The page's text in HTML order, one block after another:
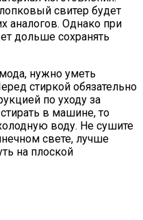
свитер будет
аналогов. Однако при
дольше сохранять
нужно уметь
стиркой обязательно
по уходу за
в машине, то
воду. Не сушите
свете, лучше
на плоской